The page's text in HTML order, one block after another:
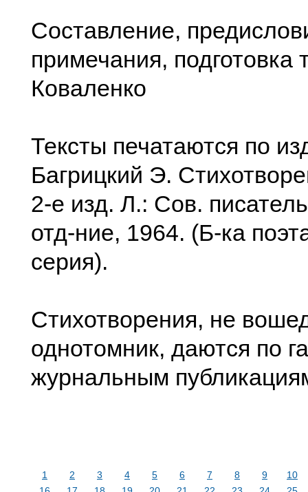
Составление,
примечания, подготовка
Коваленко
Тексты печатаются по
Багрицкий Э.
2-е изд. Л.: Сов.
отд-ние, 1964. (Б-ка
серия).
Стихотворения, не
однотомник, даются по
журнальным
1 2 3 4 5 6 7 8 9
10